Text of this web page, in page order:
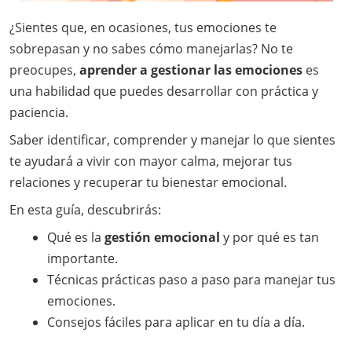
¿Sientes que, en ocasiones, tus emociones te
sobrepasan y no sabes cómo manejarlas? No te
preocupes, aprender a gestionar las emociones es
una habilidad que puedes desarrollar con práctica y
paciencia.
Saber identificar, comprender y manejar lo que sientes
te ayudará a vivir con mayor calma, mejorar tus
relaciones y recuperar tu bienestar emocional.
En esta guía, descubrirás:
Qué es la gestión emocional y por qué es tan
importante.
Técnicas prácticas paso a paso para manejar tus
emociones.
Consejos fáciles para aplicar en tu día a día.